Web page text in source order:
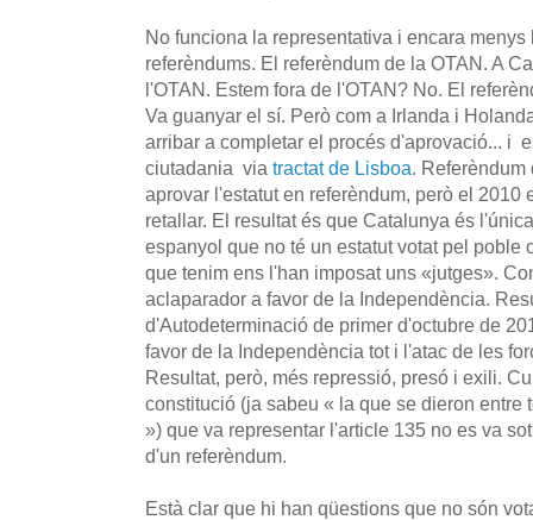
No funciona la representativa i encara
referèndums. El referèndum de la OTAN. A
l'OTAN. Estem fora de l'OTAN? No. El
Va guanyar el sí. Però com a Irlanda i
arribar a completar el procés d'aprovació... i
ciutadania via tractat de Lisboa. Referèndum
aprovar l'estatut en referèndum, però el
retallar. El resultat és que Catalunya és
espanyol que no té un estatut votat pel poble
que tenim ens l'han imposat uns «jutges».
aclaparador a favor de la Independència.
d'Autodeterminació de primer d'octubre de
favor de la Independència tot i l'atac de les
Resultat, però, més repressió, presó i exili.
constitució (ja sabeu « la que se dieron entre
») que va representar l'article 135 no es va
d'un referèndum.
Està clar que hi han qüestions que no són